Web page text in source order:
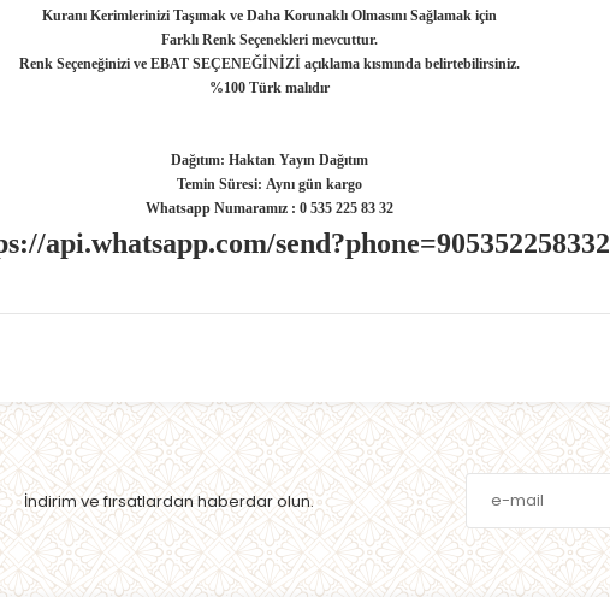
Kuranı Kerimlerinizi Taşımak ve Daha Korunaklı Olmasını Sağlamak için
Farklı Renk Seçenekleri mevcuttur.
Renk Seçeneğinizi ve EBAT SEÇENEĞİNİZİ açıklama kısmında belirtebilirsiniz.
%100 Türk malıdır
Dağıtım: Haktan Yayın Dağıtım
Temin Süresi: Aynı gün kargo
Whatsapp Numaramız : 0 535 225 83 32
api.whatsapp.com/send?phone=905352258332
İndirim ve fırsatlardan haberdar olun.